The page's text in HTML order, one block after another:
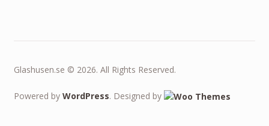
Glashusen.se © 2026. All Rights Reserved.
Powered by WordPress. Designed by